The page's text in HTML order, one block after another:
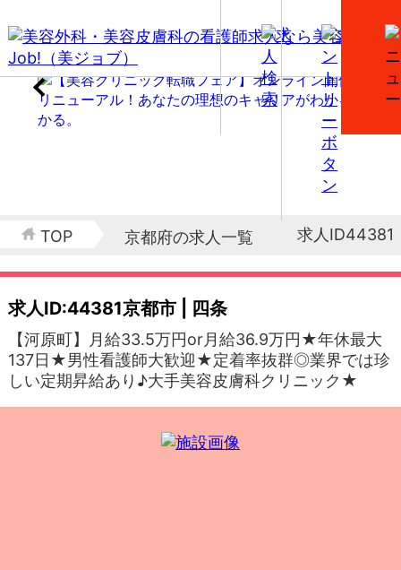
TOP 京都府の求人一覧 求人ID44381
求人ID:44381京都市 | 四条
【河原町】月給33.5万円or月給36.9万円★年休最大
137日★男性看護師大歓迎★定着率抜群◎業界では珍
しい定期昇給あり♪大手美容皮膚科クリニック★